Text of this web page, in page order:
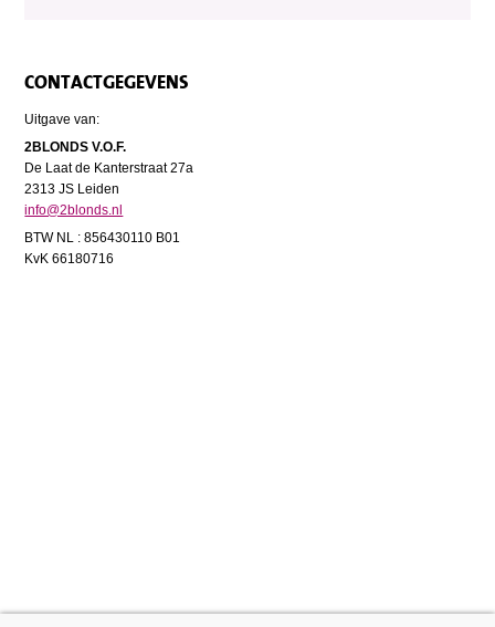
CONTACTGEGEVENS
Uitgave van:
2BLONDS V.O.F.
De Laat de Kanterstraat 27a
2313 JS Leiden
info@2blonds.nl
BTW NL : 856430110 B01
KvK 66180716